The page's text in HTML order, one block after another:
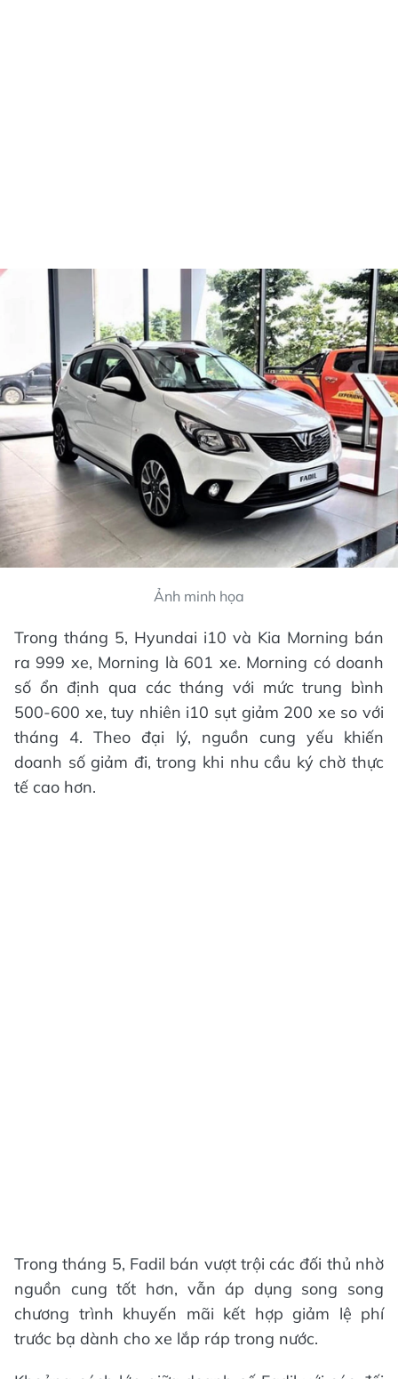
Ảnh minh họa
Trong tháng 5, Hyundai i10 và Kia Morning bán
ra 999 xe, Morning là 601 xe. Morning có doanh
số ổn định qua các tháng với mức trung bình
500-600 xe, tuy nhiên i10 sụt giảm 200 xe so với
tháng 4. Theo đại lý, nguồn cung yếu khiến
doanh số giảm đi, trong khi nhu cầu ký chờ thực
tế cao hơn.
Trong tháng 5, Fadil bán vượt trội các đối thủ nhờ
nguồn cung tốt hơn, vẫn áp dụng song song
chương trình khuyến mãi kết hợp giảm lệ phí
trước bạ dành cho xe lắp ráp trong nước.